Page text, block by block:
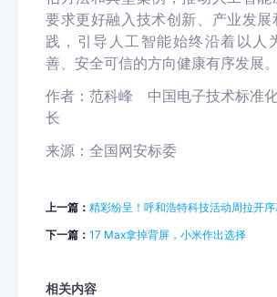
要求更好融入技术创新、产业发展
践，引导人工智能始终沿着以人
善、安全可信的方向健康有序发展。
作者：范科峰 中国电子技术标准
长
来源： 全国网安标委
上一篇： 精彩纷呈！呼和浩特科技活动周拉开
下一篇： 17 Max拿掉背屏，小米作出选择
相关内容